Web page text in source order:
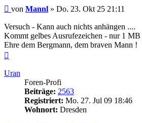
Beitrag
von Mannl » Do. 23. Okt 25 21:11
Versuch - Kann auch nichts anhängen ....
Kommt gelbes Ausrufezeichen - nur 1 MB
Ehre dem Bergmann, dem braven Mann !
Uran
Foren-Profi
Beiträge: 2563
Registriert: Mo. 27. Jul 09 18:46
Wohnort: Dresden